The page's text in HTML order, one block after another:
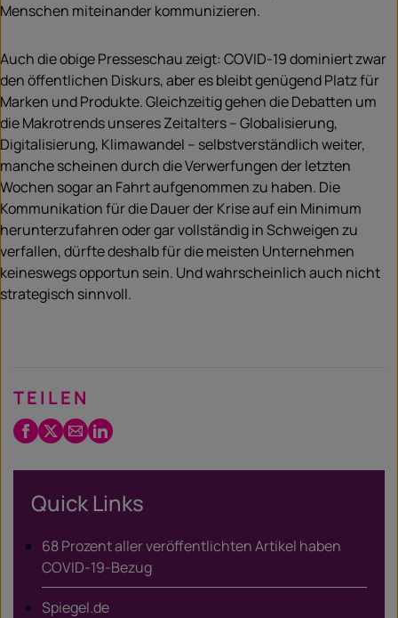
Menschen miteinander kommunizieren.
Auch die obige Presseschau zeigt: COVID-19 dominiert zwar
den öffentlichen Diskurs, aber es bleibt genügend Platz für
Marken und Produkte. Gleichzeitig gehen die Debatten um
die Makrotrends unseres Zeitalters – Globalisierung,
Digitalisierung, Klimawandel – selbstverständlich weiter,
manche scheinen durch die Verwerfungen der letzten
Wochen sogar an Fahrt aufgenommen zu haben. Die
Kommunikation für die Dauer der Krise auf ein Minimum
herunterzufahren oder gar vollständig in Schweigen zu
verfallen, dürfte deshalb für die meisten Unternehmen
keineswegs opportun sein. Und wahrscheinlich auch nicht
strategisch sinnvoll.
TEILEN
Facebook
Twitter
X
EmailLinkedIn
Quick Links
68 Prozent aller veröffentlichten Artikel haben
COVID-19-Bezug
Spiegel.de